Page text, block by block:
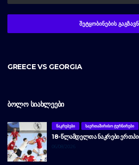
GREECE VS GEORGIA
ᲑᲝᲚᲝ ᲡᲘᲐᲮᲚᲔᲔᲑᲘ
ᲜᲐᲙᲠᲔᲑᲔᲑᲘ ᲡᲐᲔᲠᲗᲐᲨᲘᲠᲘᲡᲝ ᲢᲣᲠᲜᲘᲠᲔᲑᲘ
18-ᲬᲚᲐᲛᲓᲔᲚᲗᲐ ᲜᲐᲙᲠᲔᲑᲘ
06/08/2026